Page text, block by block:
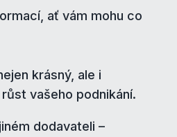
ať vám mohu co
krásný, ale i
vašeho podnikání.
dodavateli –